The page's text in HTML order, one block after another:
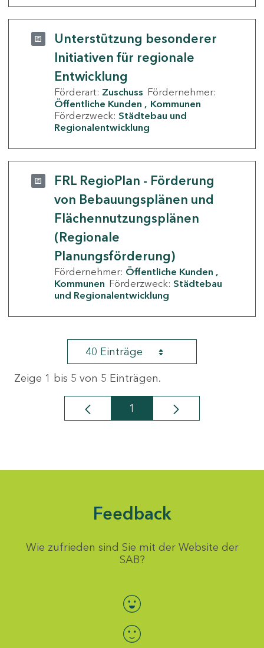
Unterstützung besonderer
Initiativen für regionale
Entwicklung
Förderart: Zuschuss Fördernehmer:
Öffentliche Kunden
Kommunen
Förderzweck: Städtebau und
Regionalentwicklung
FRL RegioPlan - Förderung
von Bebauungsplänen und
Flächennutzungsplänen
(Regionale
Planungsförderung)
Fördernehmer: Öffentliche Kunden
Kommunen Förderzweck: Städtebau
und Regionalentwicklung
40 Einträge
Zeige 1 bis 5 von 5 Einträgen.
Seite
1
Feedback
Wie zufrieden sind Sie mit der Website der
SAB?
Bewertung auswählen